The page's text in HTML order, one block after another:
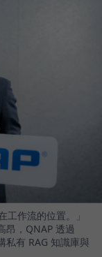
工作流的位置。」
昂，QNAP 透過
私有 RAG 知識庫與